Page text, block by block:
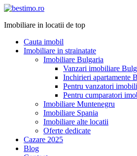
Imobiliare in locatii de top
Cauta imobil
Imobiliare in strainatate
Imobiliare Bulgaria
Vanzari imobiliare
Inchirieri apartamente
Pentru vanzatori
Pentru cumparatori
Imobiliare Muntenegru
Imobiliare Spania
Imobiliare alte locatii
Oferte dedicate
Cazare 2025
Blog